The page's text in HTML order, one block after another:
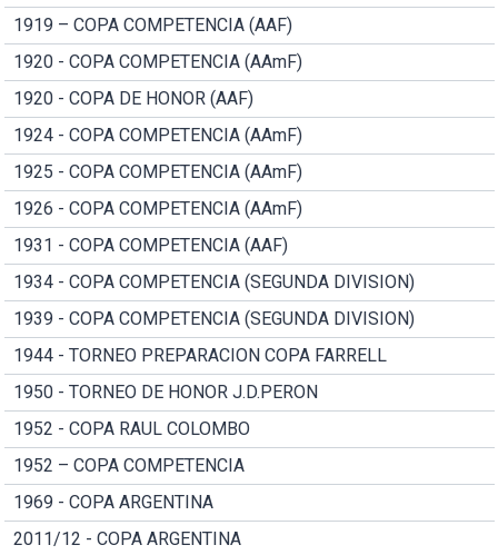
1919 – COPA COMPETENCIA (AAF)
1920 - COPA COMPETENCIA (AAmF)
1920 - COPA DE HONOR (AAF)
1924 - COPA COMPETENCIA (AAmF)
1925 - COPA COMPETENCIA (AAmF)
1926 - COPA COMPETENCIA (AAmF)
1931 - COPA COMPETENCIA (AAF)
1934 - COPA COMPETENCIA (SEGUNDA DIVISION)
1939 - COPA COMPETENCIA (SEGUNDA DIVISION)
1944 - TORNEO PREPARACION COPA FARRELL
1950 - TORNEO DE HONOR J.D.PERON
1952 - COPA RAUL COLOMBO
1952 – COPA COMPETENCIA
1969 - COPA ARGENTINA
2011/12 - COPA ARGENTINA